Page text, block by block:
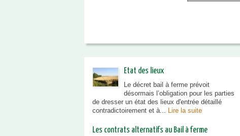
Etat des lieux
Le décret bail à ferme prévoit
désormais l’obligation pour les parties
de dresser un état des lieux d'entrée détaillé
contradictoirement et à... Lire la suite
Les contrats alternatifs au Bail à ferme